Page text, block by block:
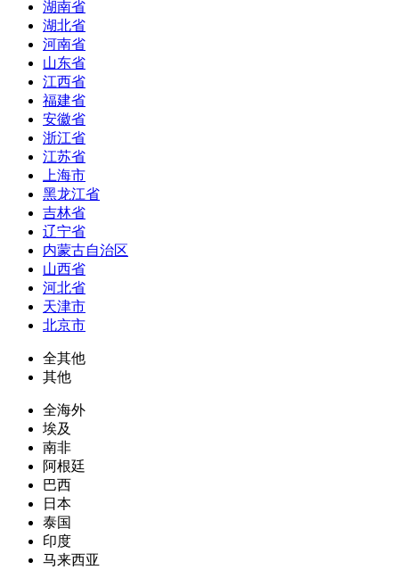
湖南省
湖北省
河南省
山东省
江西省
福建省
安徽省
浙江省
江苏省
上海市
黑龙江省
吉林省
辽宁省
内蒙古自治区
山西省
河北省
天津市
北京市
全其他
其他
全海外
埃及
南非
阿根廷
巴西
日本
泰国
印度
马来西亚